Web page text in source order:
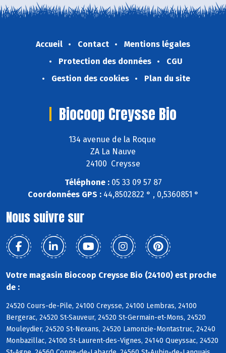
Accueil Contact
Mentions légales
Protection des données
CGU
Gestion des cookies
Plan du site
Biocoop Creysse Bio
134 avenue de la Roque
ZA La Nauve
24100 Creysse
Téléphone :05 33 09 57 87
Coordonnées GPS :44,8502822 ° , 0,5360851 °
Nous suivre sur
Votre magasin Biocoop Creysse Bio (24100) est proche
de :
24520 Cours-de-Pile, 24100 Creysse, 24100 Lembras, 24100
Bergerac, 24520 St-Sauveur, 24520 St-Germain-et-Mons, 24520
Mouleydier, 24520 St-Nexans, 24520 Lamonzie-Montastruc, 24240
Monbazillac, 24100 St-Laurent-des-Vignes, 24140 Queyssac, 24520